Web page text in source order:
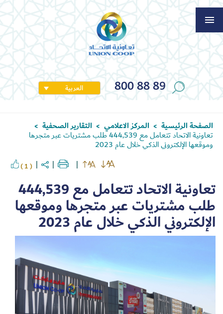
800 88 89 العربية
الصفحة الرئيسية > المركز الاعلامي > التقارير الصحفية >
تعاونية الاتحاد تتعامل مع 444,539 طلب مشتريات عبر متجرها
وموقعها الإلكتروني الذكي خلال عام 2023
( 1 )
تعاونية الاتحاد تتعامل مع 444,539
طلب مشتريات عبر متجرها وموقعها
الإلكتروني الذكي خلال عام 2023